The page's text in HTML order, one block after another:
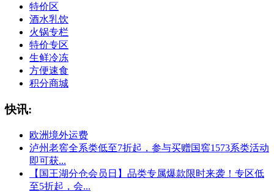
特价区
酒水乳饮
火锅专栏
特价专区
生鲜冷冻
方便速食
积分商城
快讯:
欧洲境外运费
泸州老窖全系类低至7折起，参与买赠国窖1573系类活动
即可获...
【国王湖分仓会员日】品类专属爆款限时来袭！专区低
至5折起，会...